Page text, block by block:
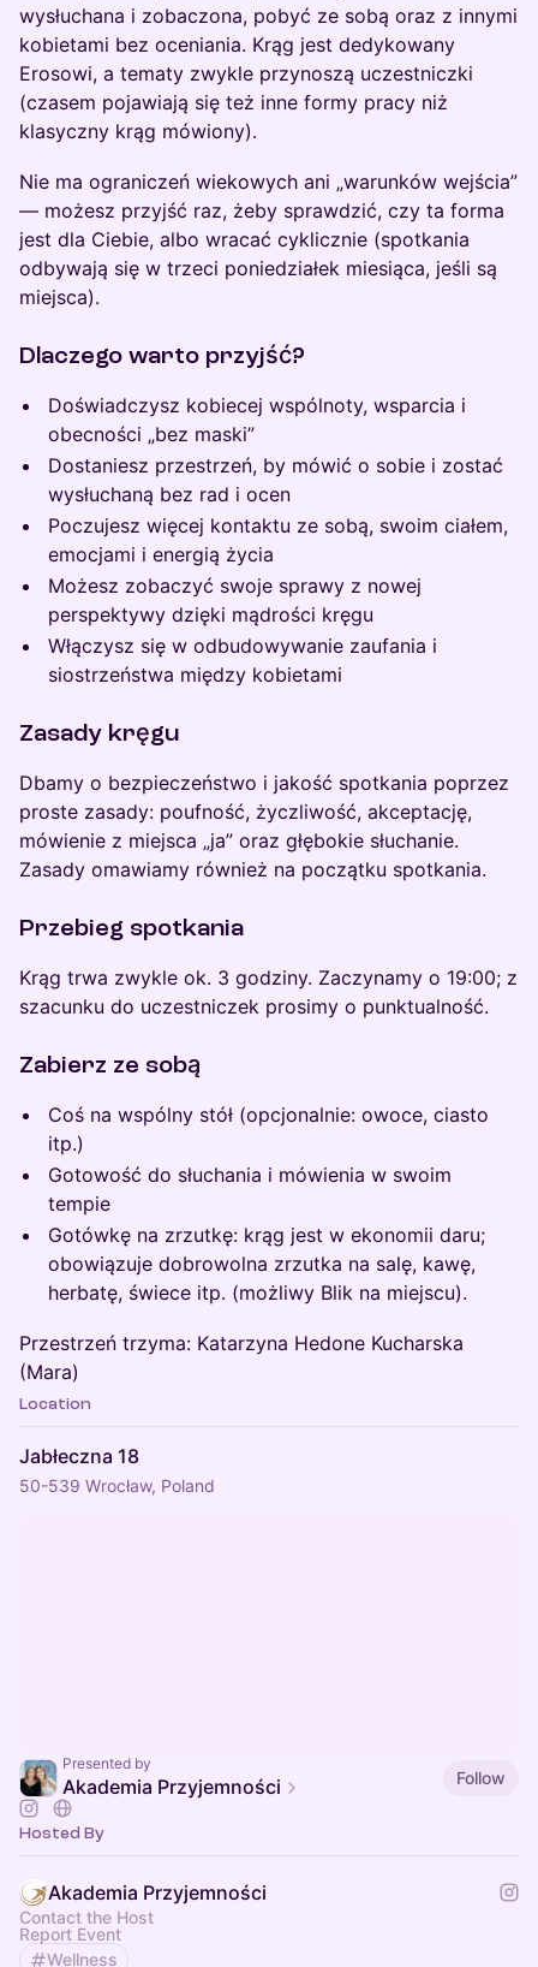
wysłuchana i zobaczona, pobyć ze sobą oraz z innymi
kobietami bez oceniania. Krąg jest dedykowany
Erosowi, a tematy zwykle przynoszą uczestniczki
(czasem pojawiają się też inne formy pracy niż
klasyczny krąg mówiony).
Nie ma ograniczeń wiekowych ani „warunków wejścia”
— możesz przyjść raz, żeby sprawdzić, czy ta forma
jest dla Ciebie, albo wracać cyklicznie (spotkania
odbywają się w trzeci poniedziałek miesiąca, jeśli są
miejsca).
Dlaczego warto przyjść?
Doświadczysz kobiecej wspólnoty, wsparcia i
obecności „bez maski”
Dostaniesz przestrzeń, by mówić o sobie i zostać
wysłuchaną bez rad i ocen
Poczujesz więcej kontaktu ze sobą, swoim ciałem,
emocjami i energią życia
Możesz zobaczyć swoje sprawy z nowej
perspektywy dzięki mądrości kręgu
Włączysz się w odbudowywanie zaufania i
siostrzeństwa między kobietami
Zasady kręgu
Dbamy o bezpieczeństwo i jakość spotkania poprzez
proste zasady: poufność, życzliwość, akceptację,
mówienie z miejsca „ja” oraz głębokie słuchanie.
Zasady omawiamy również na początku spotkania.
Przebieg spotkania
Krąg trwa zwykle ok. 3 godziny. Zaczynamy o 19:00; z
szacunku do uczestniczek prosimy o punktualność.
Zabierz ze sobą
Coś na wspólny stół (opcjonalnie: owoce, ciasto
itp.)
Gotowość do słuchania i mówienia w swoim
tempie
Gotówkę na zrzutkę: krąg jest w ekonomii daru;
obowiązuje dobrowolna zrzutka na salę, kawę,
herbatę, świece itp. (możliwy Blik na miejscu).
Przestrzeń trzyma: Katarzyna Hedone Kucharska
(Mara)
Location
Jabłeczna 18
50-539 Wrocław, Poland
Presented by
Akademia Przyjemności Follow
Hosted By
Akademia Przyjemności
Contact the Host
Report Event
Wellness